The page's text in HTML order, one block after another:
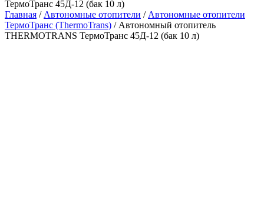
ТермоТранс 45Д-12 (бак 10 л)
Главная / Автономные отопители / Автономные отопители
ТермоТранс (ThermoTrans) / Автономный отопитель
THERMOTRANS ТермоТранс 45Д-12 (бак 10 л)